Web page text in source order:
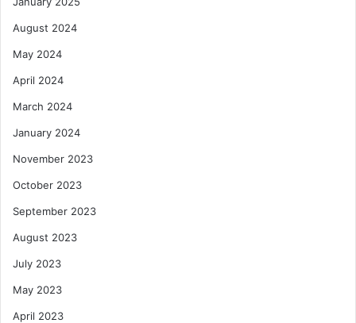
August 2024
May 2024
April 2024
March 2024
January 2024
November 2023
October 2023
September 2023
August 2023
July 2023
May 2023
April 2023